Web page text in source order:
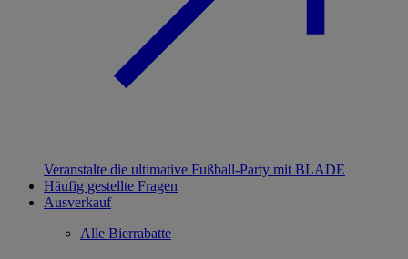
Veranstalte die ultimative Fußball-Party mit BLADE
Häufig gestellte Fragen
Ausverkauf
Alle Bierrabatte